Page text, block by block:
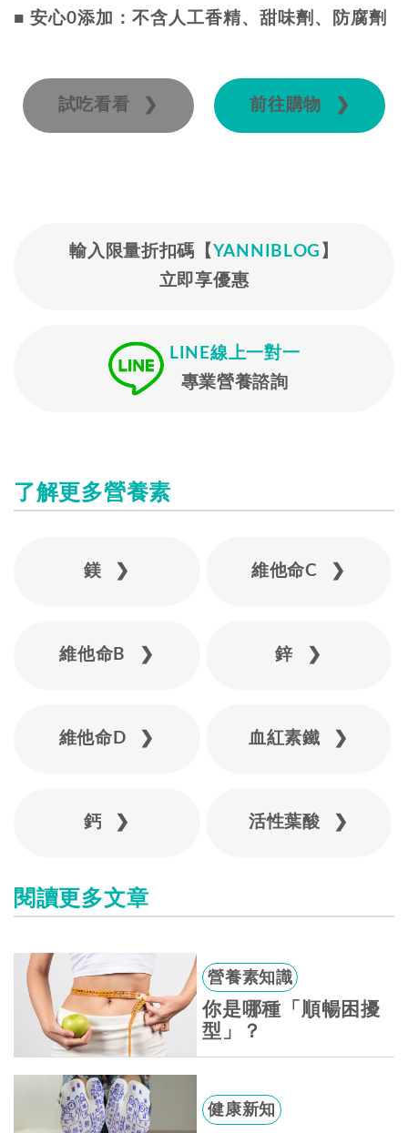
■ 安心0添加：不含人工香精、甜味劑、防腐劑
試吃看看 ❯ 前往購物 ❯
輸入限量折扣碼【 YANNIBLOG 】
立即享優惠
LINE線上一對一
專業營養諮詢
了解更多營養素
鎂 ❯ 維他命C ❯
維他命B ❯ 鋅 ❯
維他命D ❯ 血紅素鐵 ❯
鈣 ❯ 活性葉酸 ❯
閱讀更多文章
營養素知識
你是哪種「順暢困擾
型」？
健康新知